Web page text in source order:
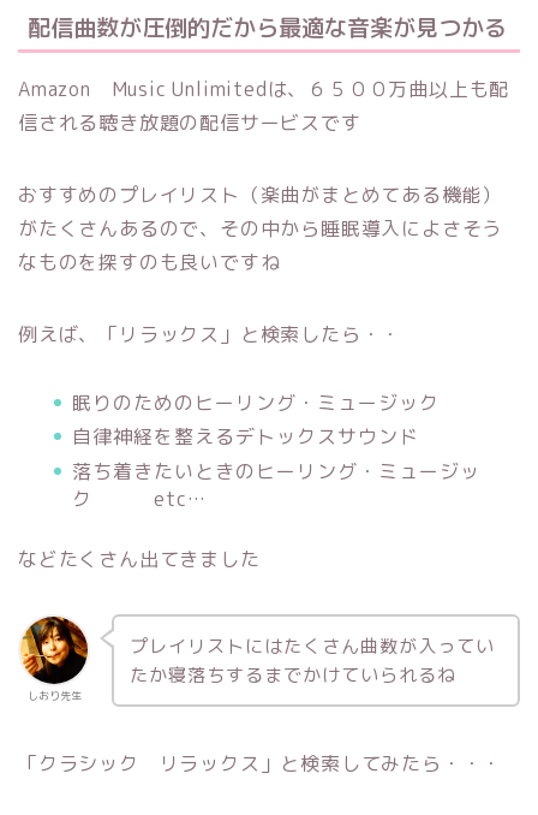
配信曲数が圧倒的だから最適な音楽が見つかる
Amazon Music Unlimitedは、６５００万曲以上も配
信される聴き放題の配信サービスです
おすすめのプレイリスト（楽曲がまとめてある機能）
がたくさんあるので、その中から睡眠導入によさそう
なものを探すのも良いですね
例えば、「リラックス」と検索したら・・
眠りのためのヒーリング・ミュージック
自律神経を整えるデトックスサウンド
落ち着きたいときのヒーリング・ミュージッ
ク etc…
などたくさん出てきました
しおり先生
プレイリストにはたくさん曲数が入ってい
たか寝落ちするまでかけていられるね
「クラシック リラックス」と検索してみたら・・・